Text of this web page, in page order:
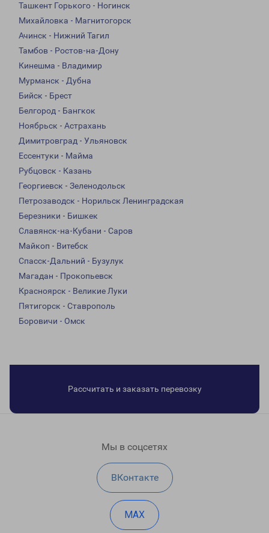
Ташкент Горького - Ногинск
Михайловка - Магнитогорск
Ачинск - Нижний Тагил
Тамбов - Ростов-на-Дону
Кинешма - Владимир
Мурманск - Дубна
Бийск - Брест
Белгород - Бангкок
Ноябрьск - Астрахань
Димитровград - Ульяновск
Ессентуки - Майма
Рубцовск - Казань
Георгиевск - Зеленодольск
Петрозаводск - Норильск Ленинградская
Березники - Бишкек
Славянск-на-Кубани - Саров
Майкоп - Витебск
Спасск-Дальний - Бузулук
Магадан - Прокопьевск
Красноярск - Великие Луки
Пятигорск - Ставрополь
Боровичи - Омск
Рассчитать и заказать перевозку
Мы в соцсетях
ВКонтакте
MAX